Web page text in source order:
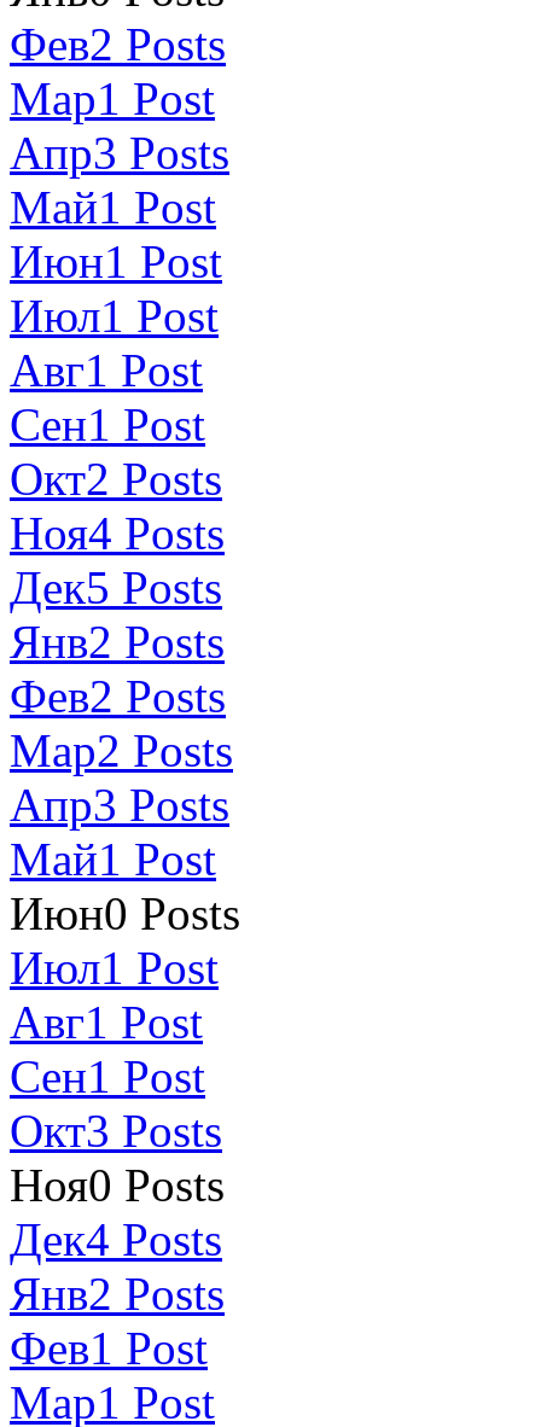
Фев2 Posts
Мар1 Post
Апр3 Posts
Май1 Post
Июн1 Post
Июл1 Post
Авг1 Post
Сен1 Post
Окт2 Posts
Ноя4 Posts
Дек5 Posts
Янв2 Posts
Фев2 Posts
Мар2 Posts
Апр3 Posts
Май1 Post
Июн0 Posts
Июл1 Post
Авг1 Post
Сен1 Post
Окт3 Posts
Ноя0 Posts
Дек4 Posts
Янв2 Posts
Фев1 Post
Мар1 Post